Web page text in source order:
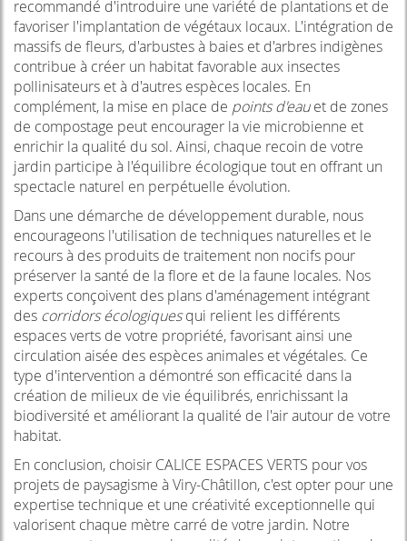
recommandé d'introduire une variété de plantations et de
favoriser l'implantation de végétaux locaux. L'intégration de
massifs de fleurs, d'arbustes à baies et d'arbres indigènes
contribue à créer un habitat favorable aux insectes
pollinisateurs et à d'autres espèces locales. En
complément, la mise en place de points d'eauet de zones
de compostage peut encourager la vie microbienne et
enrichir la qualité du sol. Ainsi, chaque recoin de votre
jardin participe à l'équilibre écologique tout en offrant un
spectacle naturel en perpétuelle évolution.
Dans une démarche de développement durable, nous
encourageons l'utilisation de techniques naturelles et le
recours à des produits de traitement non nocifs pour
préserver la santé de la flore et de la faune locales. Nos
experts conçoivent des plans d'aménagement intégrant
des corridors écologiquesqui relient les différents
espaces verts de votre propriété, favorisant ainsi une
circulation aisée des espèces animales et végétales. Ce
type d'intervention a démontré son efficacité dans la
création de milieux de vie équilibrés, enrichissant la
biodiversité et améliorant la qualité de l'air autour de votre
habitat.
En conclusion, choisir CALICE ESPACES VERTS pour vos
projets de paysagisme à Viry-Châtillon, c'est opter pour une
expertise technique et une créativité exceptionnelle qui
valorisent chaque mètre carré de votre jardin. Notre